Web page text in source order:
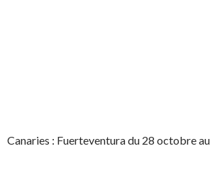
Canaries : Fuerteventura du 28 octobre